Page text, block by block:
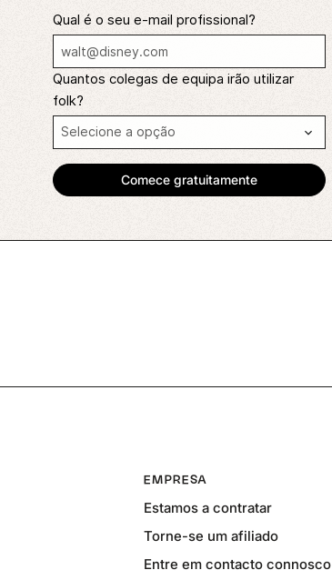
Qual é o seu e-mail profissional?
Quantos colegas de equipa irão utilizar
folk?
EMPRESA
Estamos a contratar
Torne-se um afiliado
Entre em contacto connosco